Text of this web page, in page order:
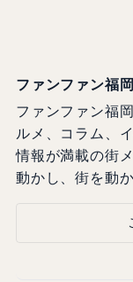
ファンファン福
ファンファン福
ルメ、コラム、
情報が満載の街
動かし、街を動